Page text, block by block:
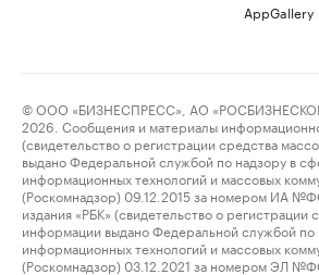
AppGallery
© ООО «БИЗНЕСПРЕСС», АО
2026. Сообщения и материалы
(свидетельство о регистрации средства
выдано Федеральной службой по надзору в
информационных технологий и массовых
(Роскомнадзор) 09.12.2015 за номером ИА
издания «РБК» (свидетельство о регистрации
информации выдано Федеральной службой по
информационных технологий и массовых
(Роскомнадзор) 03.12.2021 за номером ЭЛ